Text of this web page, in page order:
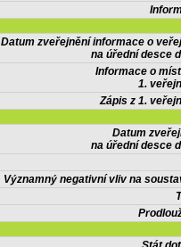
Datum zveřejnění informace o
na úřední desce
Informace o
1.
Zápis z 1.
Datum
na úřední desce
Významný negativní vliv na